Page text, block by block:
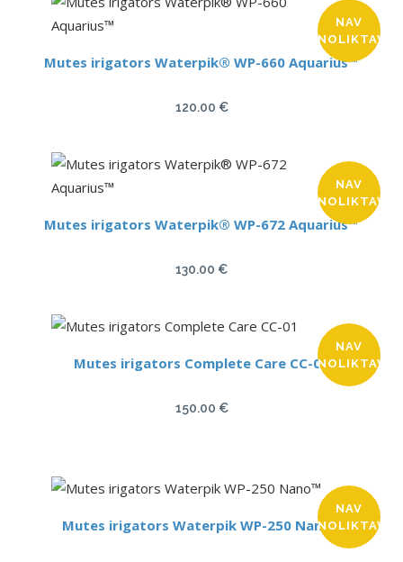
NAV
NOLIKTAVĀ
Mutes irigators Waterpik® WP-660 Aquarius™
120.00 €
NAV
NOLIKTAVĀ
Mutes irigators Waterpik® WP-672 Aquarius™
130.00 €
NAV
NOLIKTAVĀ
Mutes irigators Complete Care CC-01
150.00 €
NAV
NOLIKTAVĀ
Mutes irigators Waterpik WP-250 Nano™